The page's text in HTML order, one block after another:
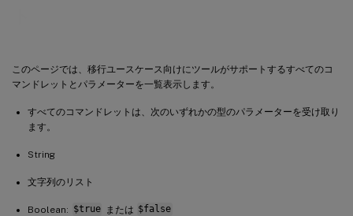
このページでは、移行ユースケース向けにツールがサポートするすべてのコ
マンドレットとパラメーターを一覧表示します。
すべてのコマンドレットは、次のいずれかの型のパラメーターを受け取り
ます。
String
文字列のリスト
Boolean: $true または $false